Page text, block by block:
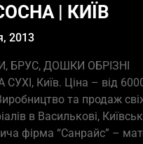
| КИЇВ
2013
БРУС, ДОШКИ ОБРІЗНІ
Київ. Ціна – від
та продаж
в Василькові,
фірма “Санрайс” –